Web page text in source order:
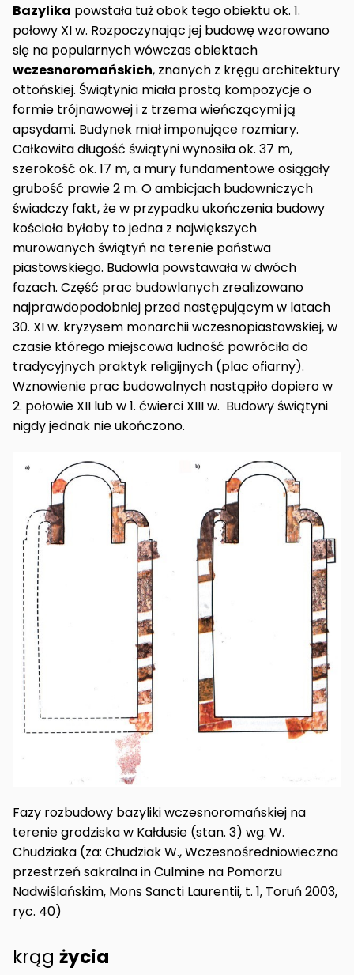
Bazylika powstała tuż obok tego obiektu ok. 1.
połowy XI w. Rozpoczynając jej budowę wzorowano
się na popularnych wówczas obiektach
wczesnoromańskich, znanych z kręgu architektury
ottońskiej. Świątynia miała prostą kompozycje o
formie trójnawowej i z trzema wieńczącymi ją
apsydami. Budynek miał imponujące rozmiary.
Całkowita długość świątyni wynosiła ok. 37 m,
szerokość ok. 17 m, a mury fundamentowe osiągały
grubość prawie 2 m. O ambicjach budowniczych
świadczy fakt, że w przypadku ukończenia budowy
kościoła byłaby to jedna z największych
murowanych świątyń na terenie państwa
piastowskiego. Budowla powstawała w dwóch
fazach. Część prac budowlanych zrealizowano
najprawdopodobniej przed następującym w latach
30. XI w. kryzysem monarchii wczesnopiastowskiej, w
czasie którego miejscowa ludność powróciła do
tradycyjnych praktyk religijnych (plac ofiarny).
Wznowienie prac budowalnych nastąpiło dopiero w
2. połowie XII lub w 1. ćwierci XIII w. Budowy świątyni
nigdy jednak nie ukończono.
Fazy rozbudowy bazyliki wczesnoromańskiej na
terenie grodziska w Kałdusie (stan. 3) wg. W.
Chudziaka (za: Chudziak W., Wczesnośredniowieczna
przestrzeń sakralna in Culmine na Pomorzu
Nadwiślańskim, Mons Sancti Laurentii, t. 1, Toruń 2003,
ryc. 40)
krąg życia